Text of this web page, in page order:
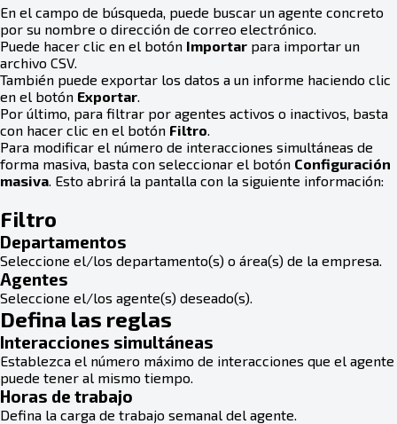
En el campo de búsqueda, puede buscar un agente concreto
por su nombre o dirección de correo electrónico.
Puede hacer clic en el botón Importar para importar un
archivo CSV.
También puede exportar los datos a un informe haciendo clic
en el botón Exportar
Por último, para filtrar por agentes activos o inactivos, basta
con hacer clic en el botón Filtro
Para modificar el número de interacciones simultáneas de
forma masiva, basta con seleccionar el botón Configuración
masiva . Esto abrirá la pantalla con la siguiente información:
Filtro
Departamentos
Seleccione el/los departamento(s) o área(s) de la empresa.
Agentes
Seleccione el/los agente(s) deseado(s).
Defina las reglas
Interacciones simultáneas
Establezca el número máximo de interacciones que el agente
puede tener al mismo tiempo.
Horas de trabajo
Defina la carga de trabajo semanal del agente.